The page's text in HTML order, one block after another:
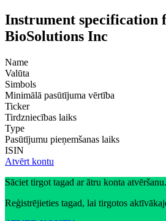
Instrument specification
BioSolutions Inc
Name
Valūta
Simbols
Minimālā pasūtījuma vērtība
Ticker
Tirdzniecības laiks
Type
Pasūtījumu pieņemšanas laiks
ISIN
Atvērt kontu
Sāciet tirgot tagad ar ātru konta atvēršanu.
Reģistrējieties tagad, lai tirgotos